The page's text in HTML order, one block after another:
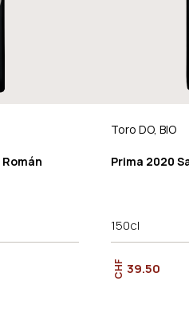
Toro DO, BIO
Prima 2020
150cl
CHF 39.50